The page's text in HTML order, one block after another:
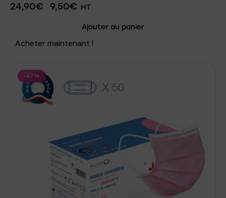
24,90€ 9,50€ HT
Ajouter au panier
Acheter maintenant !
-67%